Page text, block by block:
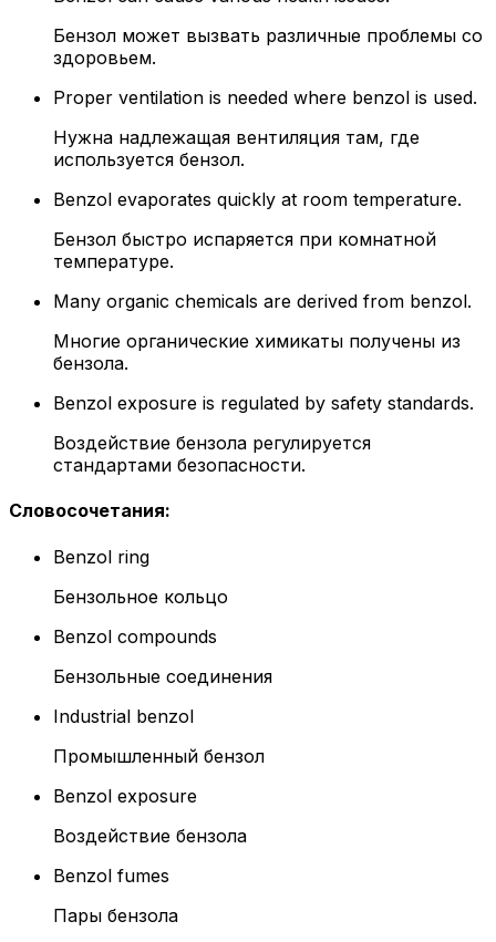
Бензол может вызвать различные проблемы со
здоровьем.
Proper ventilation is needed where benzol is used.
Нужна надлежащая вентиляция там, где
используется бензол.
Benzol evaporates quickly at room temperature.
Бензол быстро испаряется при комнатной
температуре.
Many organic chemicals are derived from benzol.
Многие органические химикаты получены из
бензола.
Benzol exposure is regulated by safety standards.
Воздействие бензола регулируется
стандартами безопасности.
Словосочетания:
Benzol ring
Бензольное кольцо
Benzol compounds
Бензольные соединения
Industrial benzol
Промышленный бензол
Benzol exposure
Воздействие бензола
Benzol fumes
Пары бензола